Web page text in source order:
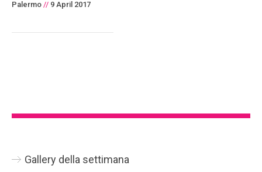
Palermo // 9 April 2017
Gallery della settimana